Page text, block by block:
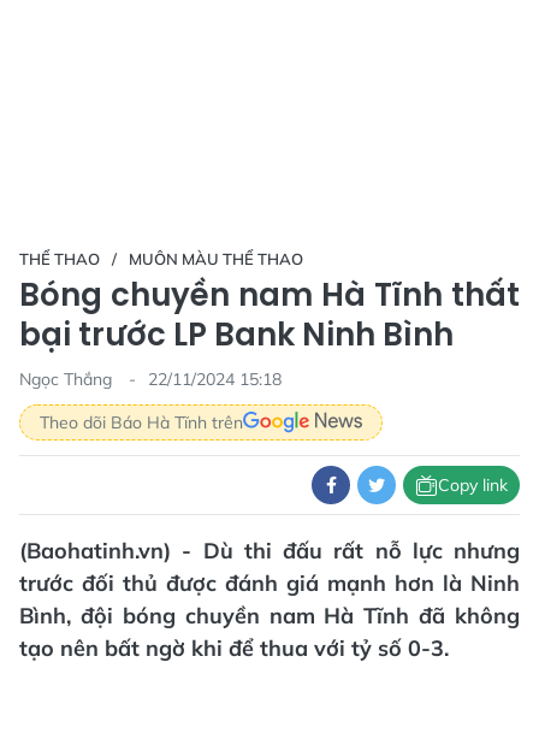
THỂ THAO MUÔN MÀU THỂ THAO
Bóng chuyền nam Hà Tĩnh thất
bại trước LP Bank Ninh Bình
Ngọc Thắng
22/11/2024 15:18
Theo dõi Báo Hà Tĩnh trên
Copy link
(Baohatinh.vn) - Dù thi đấu rất nỗ lực nhưng
trước đối thủ được đánh giá mạnh hơn là Ninh
Bình, đội bóng chuyền nam Hà Tĩnh đã không
tạo nên bất ngờ khi để thua với tỷ số 0-3.